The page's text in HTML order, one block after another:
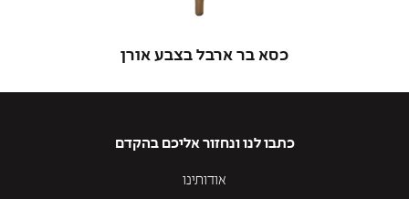
כסא בר ארבל בצבע אורן
כתבו לנו ונחזור אליכם בהקדם
אודותינו